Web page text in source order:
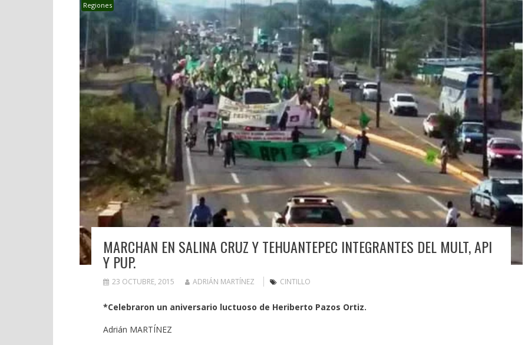
Regiones
MARCHAN EN SALINA CRUZ Y TEHUANTEPEC INTEGRANTES DEL MULT, API
Y PUP.
23 OCTUBRE, 2015 ADRIÁN MARTÍNEZ CINTILLO
*Celebraron un aniversario luctuoso de Heriberto Pazos Ortiz.
Adrián MARTÍNEZ